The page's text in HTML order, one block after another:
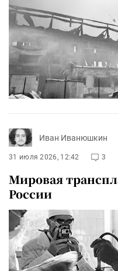
Иван Иванюшкин
31 июля 2026, 12:42 3
Мировая
России